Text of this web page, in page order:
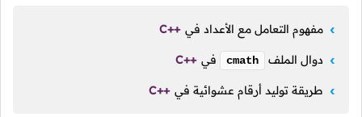
مفهوم التعامل مع الأعداد في C++
دوال الملف cmath في C++
طريقة توليد أرقام عشوائية في C++